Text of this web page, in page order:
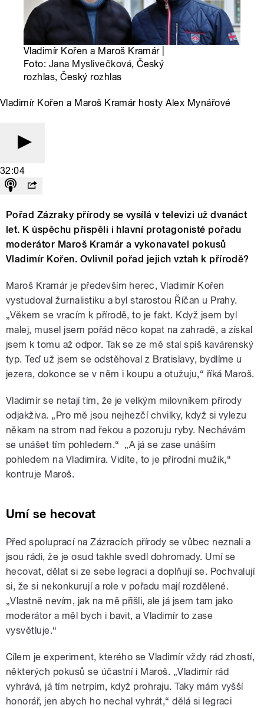
Vladimír Kořen a Maroš Kramár |
Foto: Jana Myslivečková, Český
rozhlas, Český rozhlas
Vladimír Kořen a Maroš Kramár hosty Alex Mynářové
32:04
Pořad Zázraky přírody se vysílá v televizi už dvanáct
let. K úspěchu přispěli i hlavní protagonisté pořadu
moderátor Maroš Kramár a vykonavatel pokusů
Vladimír Kořen. Ovlivnil pořad jejich vztah k přírodě?
Maroš Kramár je především herec, Vladimír Kořen
vystudoval žurnalistiku a byl starostou Říčan u Prahy.
„Věkem se vracím k přírodě, to je fakt. Když jsem byl
malej, musel jsem pořád něco kopat na zahradě, a získal
jsem k tomu až odpor. Tak se ze mě stal spíš kavárenský
typ. Teď už jsem se odstěhoval z Bratislavy, bydlíme u
jezera, dokonce se v něm i koupu a otužuju,“ říká Maroš.
Vladimír se netají tím, že je velkým milovníkem přírody
odjakživa. „Pro mě jsou nejhezčí chvilky, když si vylezu
někam na strom nad řekou a pozoruju ryby. Nechávám
se unášet tím pohledem.“ „A já se zase unáším
pohledem na Vladimíra. Vidíte, to je přírodní mužík,“
kontruje Maroš.
Umí se hecovat
Před spoluprací na Zázracích přírody se vůbec neznali a
jsou rádi, že je osud takhle svedl dohromady. Umí se
hecovat, dělat si ze sebe legraci a doplňují se. Pochvalují
si, že si nekonkurují a role v pořadu mají rozdělené.
„Vlastně nevím, jak na mě přišli, ale já jsem tam jako
moderátor a měl bych i bavit, a Vladimír to zase
vysvětluje.“
Cílem je experiment, kterého se Vladimír vždy rád zhostí,
některých pokusů se účastní i Maroš. „Vladimír rád
vyhrává, já tím netrpím, když prohraju. Taky mám vyšší
honorář, jen abych ho nechal vyhrát,“ dělá si legraci